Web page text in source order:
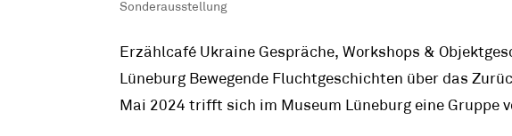
Sonderausstellung
Erzählcafé Ukraine Gespräche, Workshops &
Lüneburg Bewegende Fluchtgeschichten über das
Mai 2024 trifft sich im Museum Lüneburg eine Gruppe